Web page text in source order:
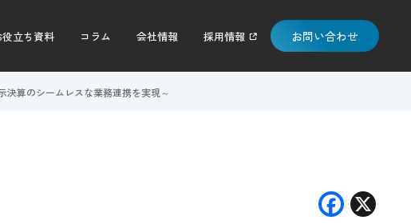
役立ち資料 コラム 会社情報 採用情報 お問い合わせ
決算のシームレスな業務連携を実現～
F